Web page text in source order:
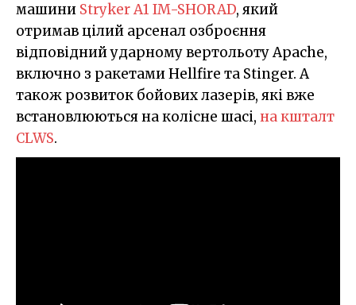
машини Stryker A1 IM-SHORAD, який
отримав цілий арсенал озброєння
відповідний ударному вертольоту Apache,
включно з ракетами Hellfire та Stinger. А
також розвиток бойових лазерів, які вже
встановлюються на колісне шасі, на кшталт
CLWS.